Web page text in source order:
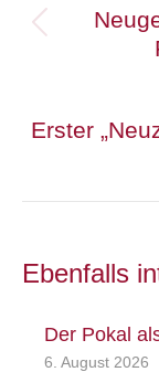
Erster
Ebenfalls
Der Pokal
6. August 2026